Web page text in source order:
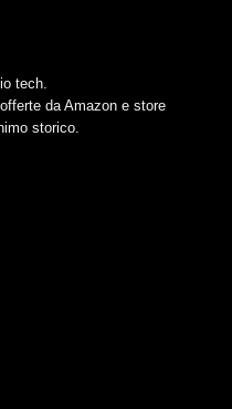
tech.
da Amazon e store
storico.